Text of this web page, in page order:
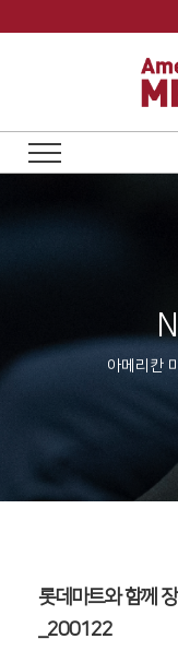
아메리칸
롯데마트와 함께
_200122